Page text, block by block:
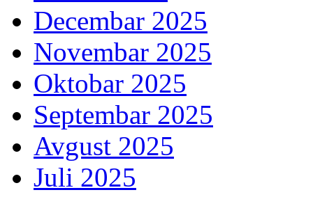
Decembar 2025
Novembar 2025
Oktobar 2025
Septembar 2025
Avgust 2025
Juli 2025